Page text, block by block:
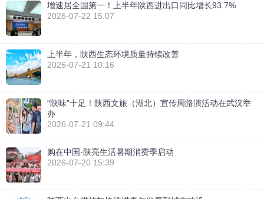
增速居全国第一！上半年陕西进出口同比增长93.7%
2026-07-22 15:07
上半年，陕西生态环境质量持续改善
2026-07-21 10:16
“陕味”十足！陕西文旅（湖北）宣传周路演活动在武汉举
办
2026-07-21 09:44
购在中国·陕亮生活暑期消费季启动
2026-07-20 15:39